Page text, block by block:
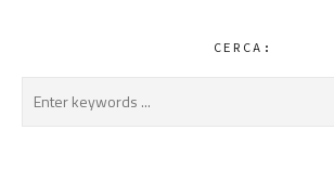
CERCA: